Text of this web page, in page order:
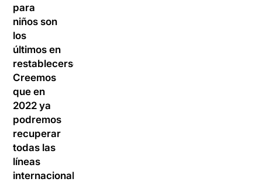
para
niños son
los
últimos en
restablecerse.
Creemos
que en
2022 ya
podremos
recuperar
todas las
líneas
internacionales,